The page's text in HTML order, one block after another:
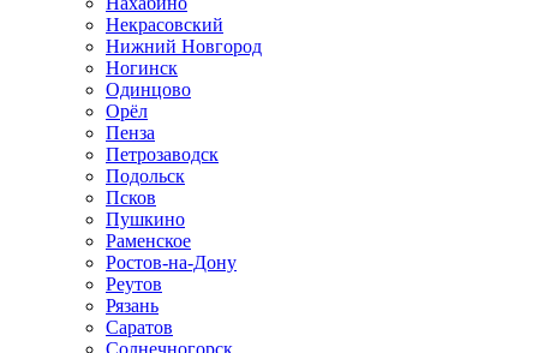
Некрасовский
Нижний Новгород
Ногинск
Одинцово
Орёл
Пенза
Петрозаводск
Подольск
Псков
Пушкино
Раменское
Ростов-на-Дону
Реутов
Рязань
Саратов
Солнечногорск